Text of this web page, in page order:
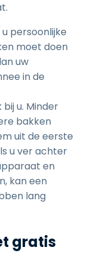
persoonlijke
moet doen
uw
in de
u. Minder
bakken
uit de eerste
u ver achter
en
kan een
lang
gratis